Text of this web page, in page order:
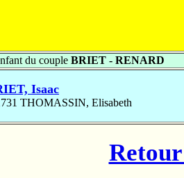
du couple BRIET - RENARD
Isaac
THOMASSIN, Elisabeth